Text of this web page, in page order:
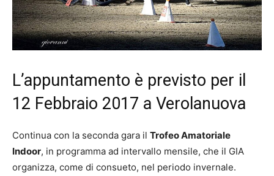
L’appuntamento è previsto per il
12 Febbraio 2017 a Verolanuova
Continua con la seconda gara il Trofeo Amatoriale
Indoor, in programma ad intervallo mensile, che il GIA
organizza, come di consueto, nel periodo invernale.